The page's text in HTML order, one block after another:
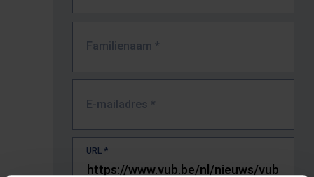
Familienaam *
E-mailadres *
URL *